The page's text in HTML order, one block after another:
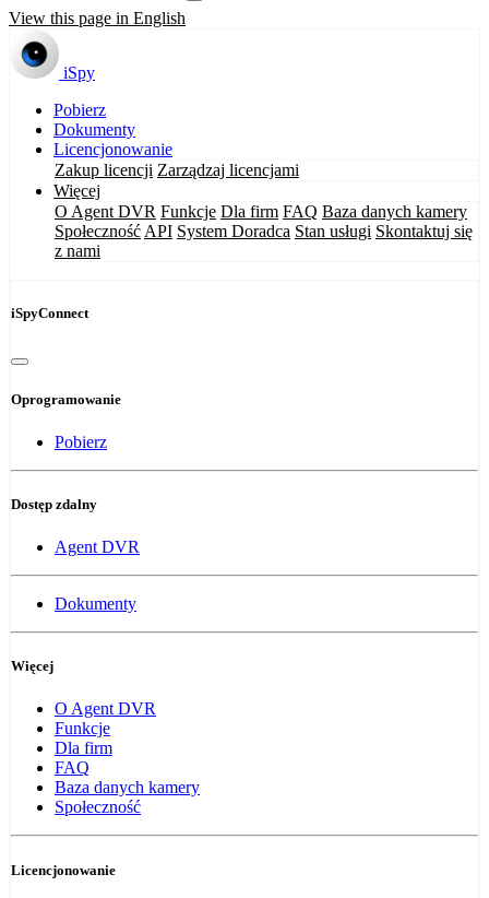
View this page in English
iSpy
Pobierz
Dokumenty
Licencjonowanie
Zakup licencji Zarządzaj licencjami
Więcej
O Agent DVR Funkcje Dla firm FAQ Baza danych kamery
Społeczność API System Doradca Stan usługi Skontaktuj się
z nami
iSpyConnect
Oprogramowanie
Pobierz
Dostęp zdalny
Agent DVR
Dokumenty
Więcej
O Agent DVR
Funkcje
Dla firm
FAQ
Baza danych kamery
Społeczność
Licencjonowanie